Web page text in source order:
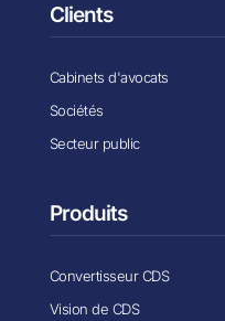
Clients
Cabinets d'avocats
Sociétés
Secteur public
Produits
Convertisseur CDS
Vision de CDS